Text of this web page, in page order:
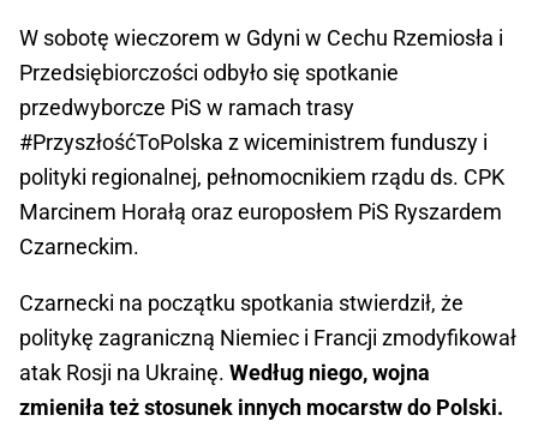
W sobotę wieczorem w Gdyni w Cechu Rzemiosła i
Przedsiębiorczości odbyło się spotkanie
przedwyborcze PiS w ramach trasy
#PrzyszłośćToPolska z wiceministrem funduszy i
polityki regionalnej, pełnomocnikiem rządu ds. CPK
Marcinem Horałą oraz europosłem PiS Ryszardem
Czarneckim.
Czarnecki na początku spotkania stwierdził, że
politykę zagraniczną Niemiec i Francji zmodyfikował
atak Rosji na Ukrainę. Według niego, wojna
zmieniła też stosunek innych mocarstw do Polski.